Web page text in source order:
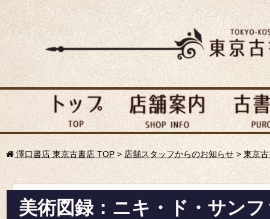
澤口書店 東京古書店 TOP > 店舗スタッフからのお知らせ> 東京
美術図録：ニキ・ド・サン